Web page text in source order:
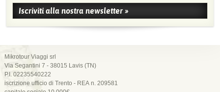
Mikrotour Viaggi srl
Via Segantini 7 - 38015 Lavis (TN)
P.I. 02235540222
iscrizione ufficio di Trento - REA n. 209581